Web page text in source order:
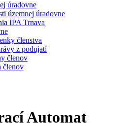
úradovne
územnej úradovne
IPA Trnava
členstva
z podujatí
členov
členov
Automat